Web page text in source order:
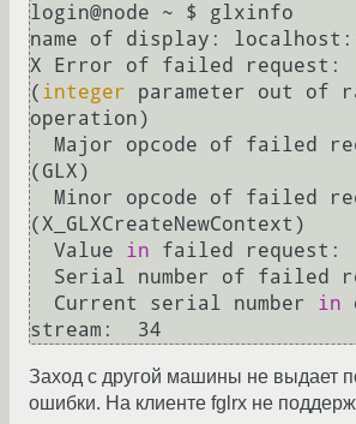
login@node ~ $ glxinfo
name of display:
X Error of failed request:
( integer parameter out of
operation)
(GLX)
(X_GLXCreateNewContext)
  Value
in failed request:
  Current serial number
in
Заход с другой машины не выдает
ошибки. На клиенте fglrx не